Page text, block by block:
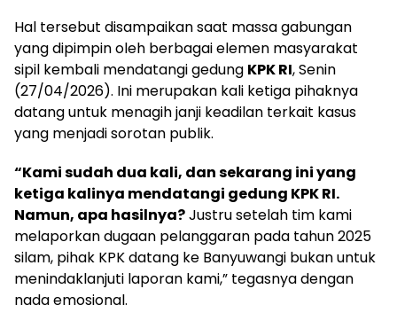
Hal tersebut disampaikan saat massa gabungan
yang dipimpin oleh berbagai elemen masyarakat
sipil kembali mendatangi gedung KPK RI, Senin
(27/04/2026). Ini merupakan kali ketiga pihaknya
datang untuk menagih janji keadilan terkait kasus
yang menjadi sorotan publik.
“Kami sudah dua kali, dan sekarang ini yang
ketiga kalinya mendatangi gedung KPK RI.
Namun, apa hasilnya?Justru setelah tim kami
melaporkan dugaan pelanggaran pada tahun 2025
silam, pihak KPK datang ke Banyuwangi bukan untuk
menindaklanjuti laporan kami,” tegasnya dengan
nada emosional.